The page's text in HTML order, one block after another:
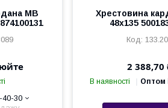
MB
40-30
Хрестовина
48x135
2 388,70
В наявності Оптом